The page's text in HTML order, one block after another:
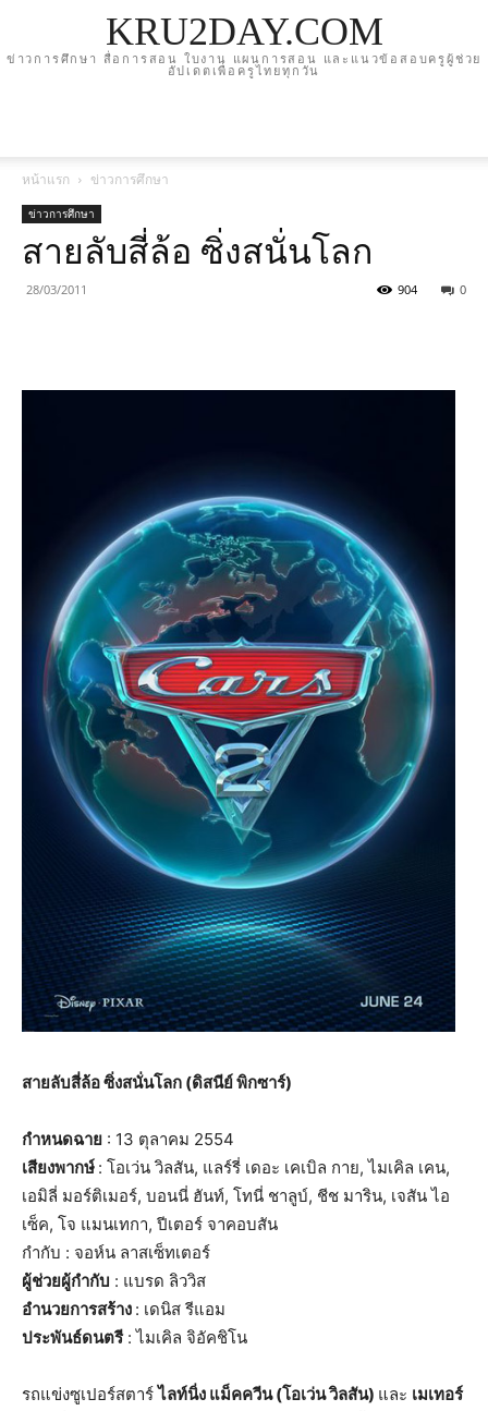
KRU2DAY.COM
ข่าวการศึกษา สื่อการสอน ใบงาน แผนการสอน และแนวข้อสอบครูผู้ช่วย
อัปเดตเพื่อครูไทยทุกวัน
หน้าแรก ข่าวการศึกษา
ข่าวการศึกษา
สายลับสี่ล้อ ซิ่งสนั่นโลก
28/03/2011 0
904
สายลับสี่ล้อ ซิ่งสนั่นโลก (ดิสนีย์ พิกซาร์)
กำหนดฉาย : 13 ตุลาคม 2554
เสียงพากษ์ : โอเว่น วิลสัน, แลร์รี่ เดอะ เคเบิล กาย, ไมเคิล เคน,
เอมิลี่ มอร์ติเมอร์, บอนนี่ ฮันท์, โทนี่ ชาลูบ์, ชีช มาริน, เจสัน ไอ
เซ็ค, โจ แมนเทกา, ปีเตอร์ จาคอบสัน
กำกับ : จอห์น ลาสเซ็ทเตอร์
ผู้ช่วยผู้กำกับ : แบรด ลิววิส
อำนวยการสร้าง : เดนิส รีแอม
ประพันธ์ดนตรี: ไมเคิล จิอัคชิโน
รถแข่งซูเปอร์สตาร์ไลท์นิ่ง แม็คควีน (โอเว่น วิลสัน) และ เมเทอร์